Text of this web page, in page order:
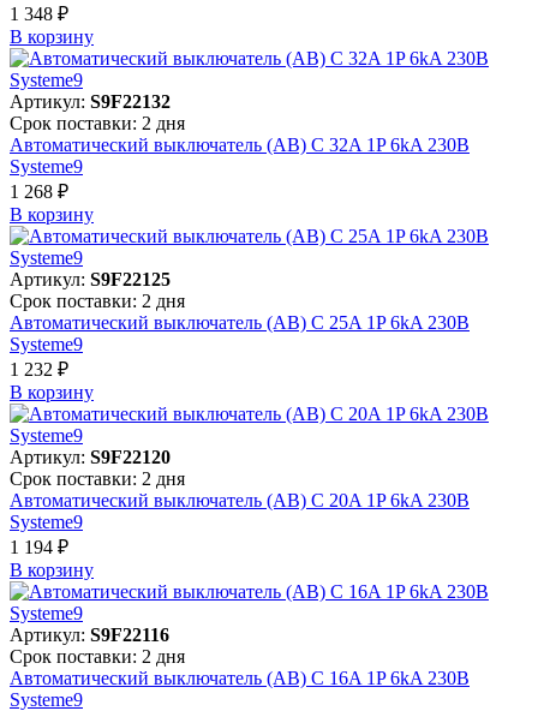
1 348 ₽
В корзинy
Артикул: S9F22132
Срок поставки: 2 дня
Автоматический выключатель (АВ) C 32A 1P 6kA 230В
Systeme9
1 268 ₽
В корзинy
Артикул: S9F22125
Срок поставки: 2 дня
Автоматический выключатель (АВ) C 25A 1P 6kA 230В
Systeme9
1 232 ₽
В корзинy
Артикул: S9F22120
Срок поставки: 2 дня
Автоматический выключатель (АВ) C 20A 1P 6kA 230В
Systeme9
1 194 ₽
В корзинy
Артикул: S9F22116
Срок поставки: 2 дня
Автоматический выключатель (АВ) C 16A 1P 6kA 230В
Systeme9